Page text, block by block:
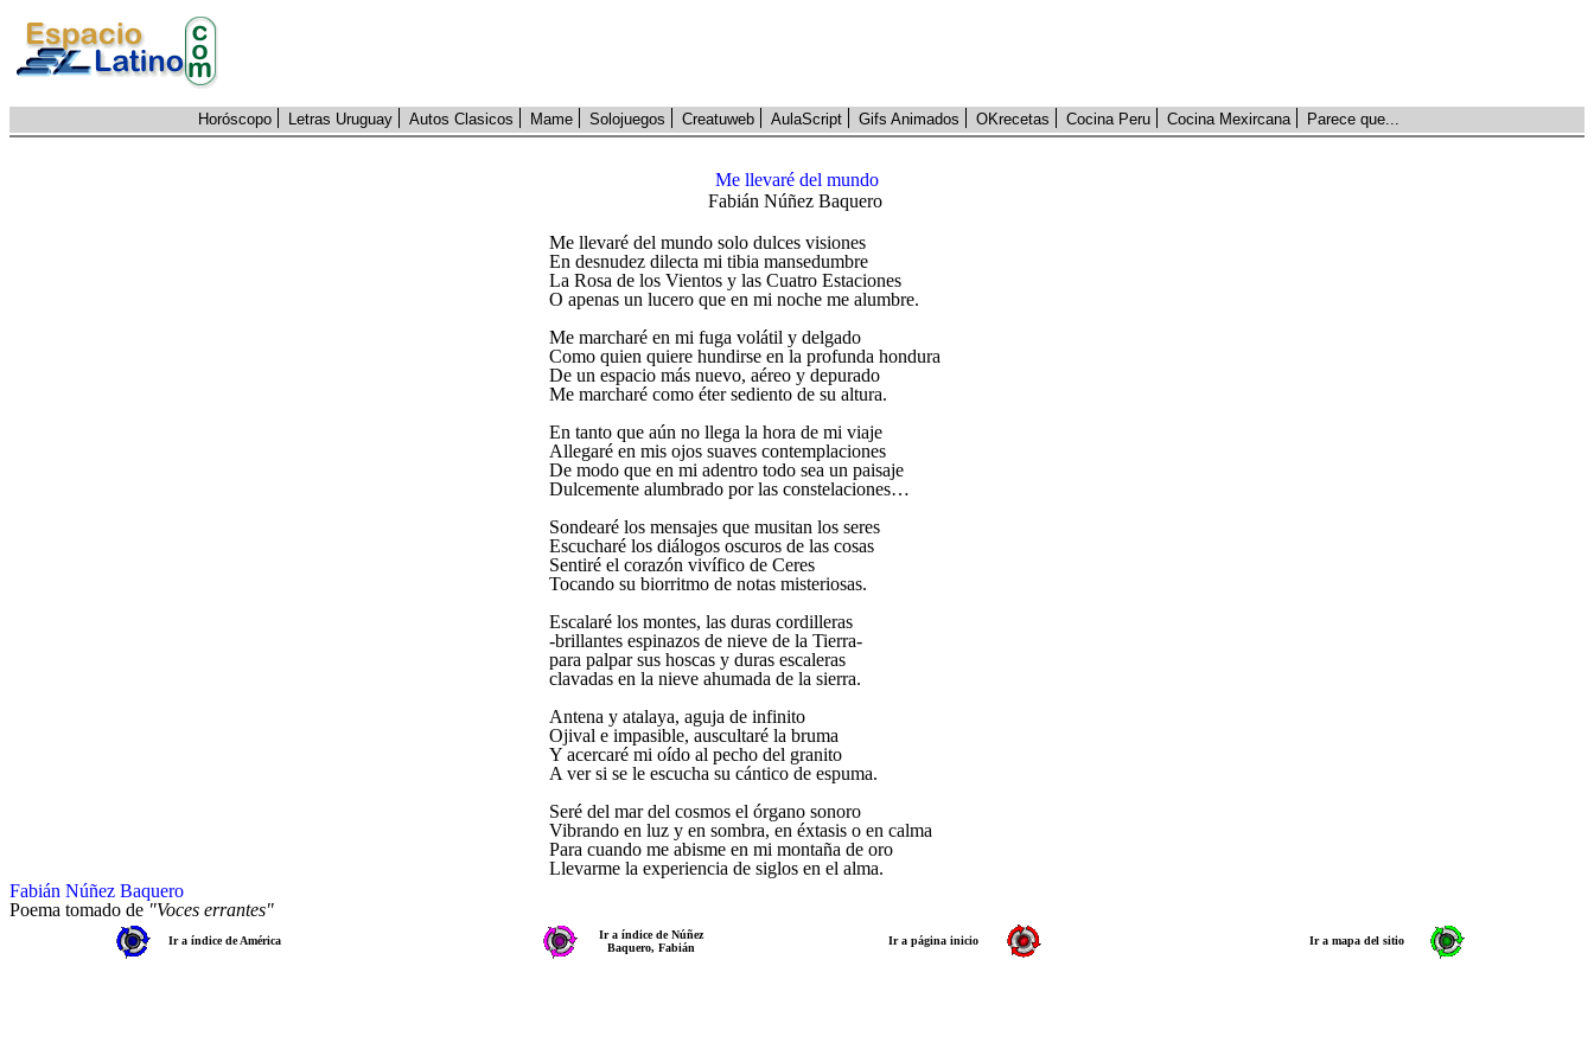
Horóscopo Letras Uruguay Autos Clasicos Mame Solojuegos Creatuweb AulaScript Gifs Animados OKrecetas Cocina Peru Cocina Mexircana Parece que...
Me llevaré del mundo
Fabián Núñez Baquero
Me llevaré del mundo solo dulces visiones
En desnudez dilecta mi tibia mansedumbre
La Rosa de los Vientos y las Cuatro Estaciones
O apenas un lucero que en mi noche me alumbre.
Me marcharé en mi fuga volátil y delgado
Como quien quiere hundirse en la profunda hondura
De un espacio más nuevo, aéreo y depurado
Me marcharé como éter sediento de su altura.
En tanto que aún no llega la hora de mi viaje
Allegaré en mis ojos suaves contemplaciones
De modo que en mi adentro todo sea un paisaje
Dulcemente alumbrado por las constelaciones…
Sondearé los mensajes que musitan los seres
Escucharé los diálogos oscuros de las cosas
Sentiré el corazón vivífico de Ceres
Tocando su biorritmo de notas misteriosas.
Escalaré los montes, las duras cordilleras
-brillantes espinazos de nieve de la Tierra-
para palpar sus hoscas y duras escaleras
clavadas en la nieve ahumada de la sierra.
Antena y atalaya, aguja de infinito
Ojival e impasible, auscultaré la bruma
Y acercaré mi oído al pecho del granito
A ver si se le escucha su cántico de espuma.
Seré del mar del cosmos el órgano sonoro
Vibrando en luz y en sombra, en éxtasis o en calma
Para cuando me abisme en mi montaña de oro
Llevarme la experiencia de siglos en el alma.
Fabián Núñez Baquero
Poema tomado de "Voces errantes"
Ir a índice de América
Ir a índice de Núñez
Baquero, Fabián
Ir a página inicio Ir a mapa del sitio